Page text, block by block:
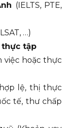
(IELTS, PTE,
…)
thực tập
việc hoặc thực
lệ, thị thực
tế, thư chấp